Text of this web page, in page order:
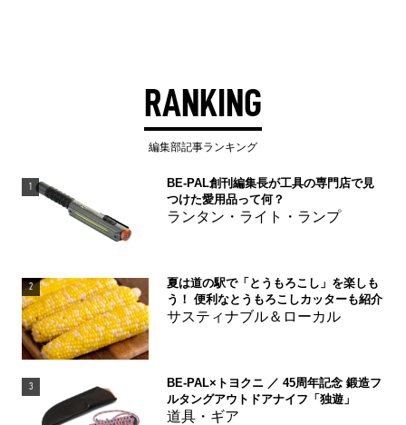
RANKING
編集部記事ランキング
1
BE-PAL創刊編集長が工具の専門店で見
つけた愛用品って何？
ランタン・ライト・ランプ
2
夏は道の駅で「とうもろこし」を楽しも
う！ 便利なとうもろこしカッターも紹介
サスティナブル＆ローカル
3
BE-PAL×トヨクニ ／ 45周年記念 鍛造フ
ルタングアウトドアナイフ「独遊」
道具・ギア